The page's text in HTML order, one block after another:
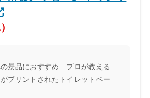
の景品におすすめ プロが教える
プリントされたトイレットペー